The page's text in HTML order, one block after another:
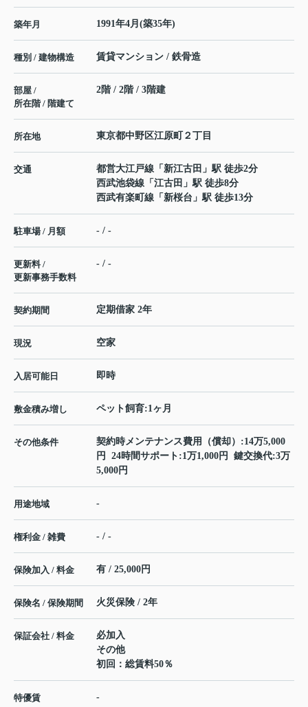
築年月 1991年4月(築35年)
種別 / 建物構造 賃貸マンション / 鉄骨造
部屋 /
所在階 / 階建て
2階 / 2階 / 3階建
所在地 東京都中野区江原町 ２丁目
交通 都営大江戸線 「 新江古田 」駅 徒歩2分
西武池袋線 「 江古田 」駅 徒歩8分
西武有楽町線 「 新桜台 」駅 徒歩13分
駐車場 / 月額 - / -
更新料 /
更新事務手数料
- / -
契約期間 定期借家 2年
現況 空家
入居可能日 即時
敷金積み増し ペット飼育:1ヶ月
その他条件
契約時メンテナンス費用（償却）:14万5,000
円 24時間サポート:1万1,000円 鍵交換代:3万
5,000円
用途地域 -
権利金 / 雑費 - / -
保険加入 / 料金 有 / 25,000円
保険名 / 保険期間 火災保険 / 2年
保証会社 / 料金
必加入
その他
初回：総賃料50％
特優賃 -